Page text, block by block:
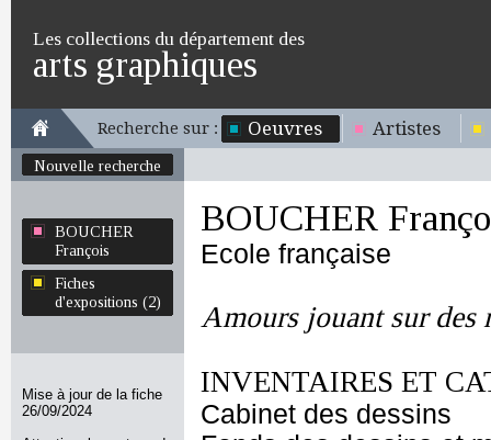
Les collections du département des
arts graphiques
Recherche sur : Oeuvres Artistes
Nouvelle recherche
BOUCHER
François
Fiches
d'expositions (2)
Mise à jour de la fiche
26/09/2024
BOUCHER
Ecole française
Amours jouant sur des
INVENTAIRES ET
Cabinet des dessins